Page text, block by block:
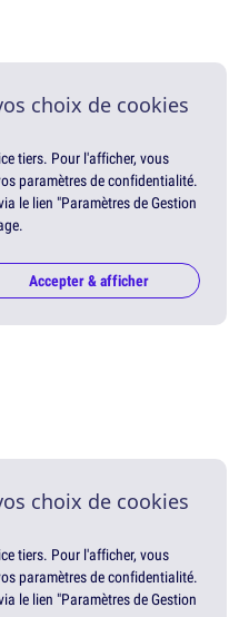
choix de cookies
tiers. Pour l'afficher, vous
paramètres de confidentialité.
le lien "Paramètres de Gestion
Accepter & afficher
choix de cookies
tiers. Pour l'afficher, vous
paramètres de confidentialité.
le lien "Paramètres de Gestion